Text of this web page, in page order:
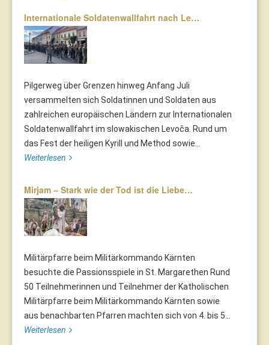
Internationale Soldatenwallfahrt nach Le…
Pilgerweg über Grenzen hinweg Anfang Juli
versammelten sich Soldatinnen und Soldaten aus
zahlreichen europäischen Ländern zur Internationalen
Soldatenwallfahrt im slowakischen Levoča. Rund um
das Fest der heiligen Kyrill und Method sowie...
Weiterlesen
Mirjam – Stark wie der Tod ist die Liebe…
Militärpfarre beim Militärkommando Kärnten
besuchte die Passionsspiele in St. Margarethen Rund
50 Teilnehmerinnen und Teilnehmer der Katholischen
Militärpfarre beim Militärkommando Kärnten sowie
aus benachbarten Pfarren machten sich von 4. bis 5...
Weiterlesen